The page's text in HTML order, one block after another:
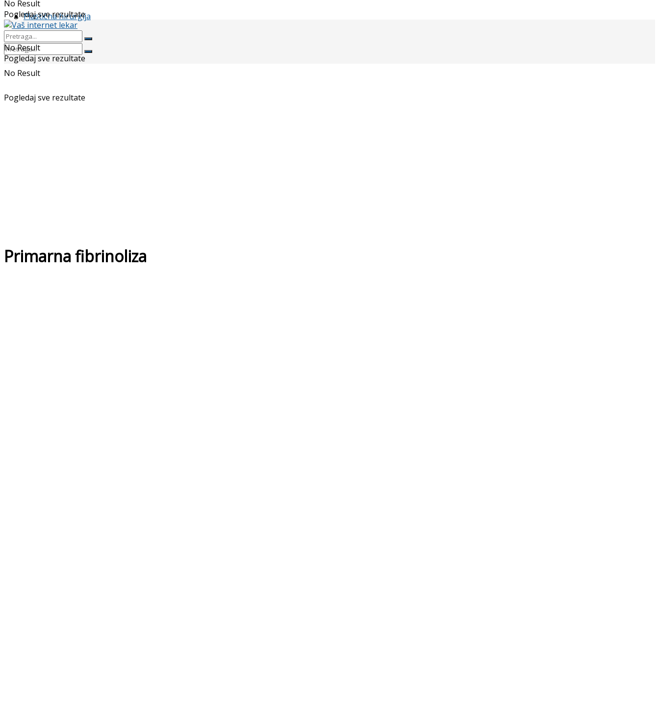
Plastična hirurgija
No Result
Pogledaj sve rezultate
No Result
Pogledaj sve rezultate
No Result
Pogledaj sve rezultate
Primarna fibrinoliza